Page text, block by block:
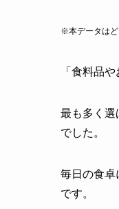
※本データはど
「食料品
最も多く選
でした。
毎日の食卓
です。